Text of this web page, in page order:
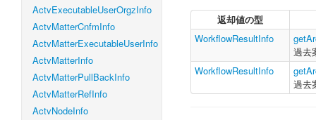
ActvExecutableUserOrgzInfo
ActvMatterCnfmInfo
ActvMatterExecutableUserInfo
ActvMatterInfo
ActvMatterPullBackInfo
ActvMatterRefInfo
ActvNodeInfo
返却値の型
WorkflowResultInfo
過去
WorkflowResultInfo
過去